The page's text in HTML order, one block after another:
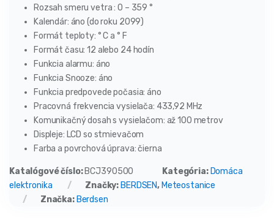
Rozsah smeru vetra : 0 – 359 °
Kalendár: áno (do roku 2099)
Formát teploty: ° C a ° F
Formát času: 12 alebo 24 hodín
Funkcia alarmu: áno
Funkcia Snooze: áno
Funkcia predpovede počasia: áno
Pracovná frekvencia vysielača: 433,92 MHz
Komunikačný dosah s vysielačom: až 100 metrov
Displeje: LCD so stmievačom
Farba a povrchová úprava: čierna
Katalógové číslo: BCJ390500 Kategória: Domáca
elektronika
Značky: BERDSEN, Meteostanice
Značka: Berdsen